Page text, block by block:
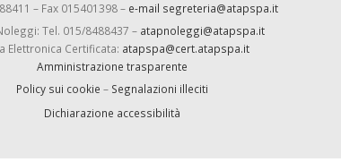
– Fax 015401398 – e-mail segreteria@atapspa.it
Tel. 015/8488437 – atapnoleggi@atapspa.it
Elettronica Certificata: atapspa@cert.atapspa.it
Amministrazione trasparente
Policy sui cookie – Segnalazioni illeciti
Dichiarazione accessibilità